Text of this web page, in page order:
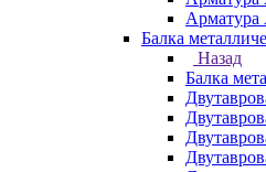
Балка
Назад
Балка